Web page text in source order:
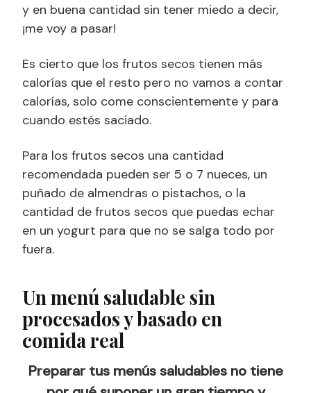
y en buena cantidad sin tener miedo a decir,
¡me voy a pasar!
Es cierto que los frutos secos tienen más
calorías que el resto pero no vamos a contar
calorías, solo come conscientemente y para
cuando estés saciado.
Para los frutos secos una cantidad
recomendada pueden ser 5 o 7 nueces, un
puñado de almendras o pistachos, o la
cantidad de frutos secos que puedas echar
en un yogurt para que no se salga todo por
fuera.
Un menú saludable sin
procesados y basado en
comida real
Preparar tus menús saludables no tiene